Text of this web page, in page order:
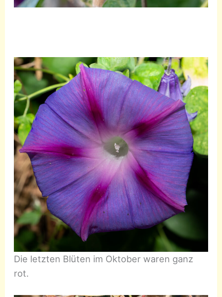
Die letzten Blüten im Oktober waren ganz
rot.